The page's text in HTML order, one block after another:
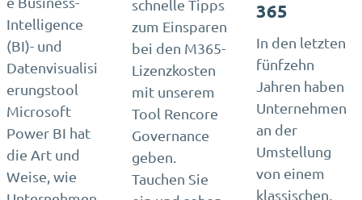
Intelligence
(BI)- und
Datenvisualisi
erungstool
Microsoft
Power BI hat
die Art und
Weise, wie
schnelle Tipps
zum Einsparen
bei den M365-
Lizenzkosten
mit unserem
Tool Rencore
Governance
geben.
Tauchen Sie
365
In den letzten
fünfzehn
Jahren haben
Unternehmen
an der
Umstellung
von einem
klassischen,